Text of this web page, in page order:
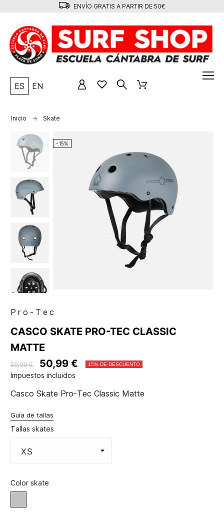
ENVÍO GRATIS A PARTIR DE 50€
ES EN
Inicio Skate
-15%
Pro-Tec
CASCO SKATE PRO-TEC CLASSIC
MATTE
59,99 € 50,99 € 15% DE DESCUENTO
Impuestos incluidos
Casco Skate Pro-Tec Classic Matte
Guía de tallas
Tallas skates
Color skate